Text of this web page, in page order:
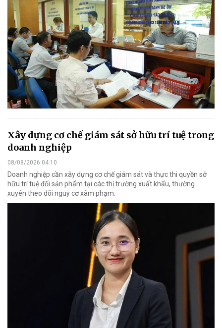
Xây dựng cơ chế giám sát sở hữu trí tuệ trong
doanh nghiệp
08/08/2026 04:10
Doanh nghiệp cần xây dựng cơ chế giám sát và thực thi quyền sở
hữu trí tuệ đối sản phẩm tại các thị trường xuất khẩu, thường
xuyên theo dõi nguy cơ xâm phạm.